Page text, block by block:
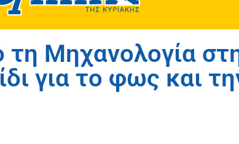
τη Μηχανολογία
για το φως και